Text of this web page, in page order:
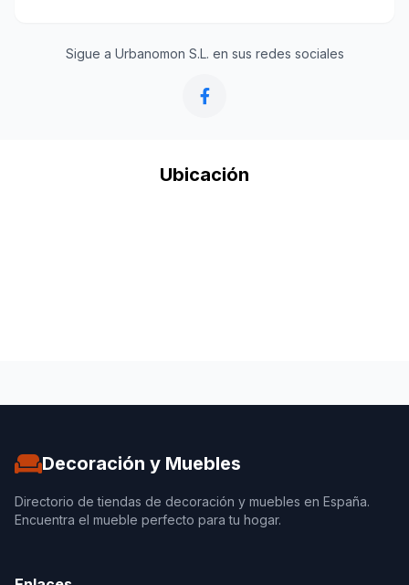
Sigue a Urbanomon S.L. en sus redes sociales
Ubicación
Decoración y Muebles
Directorio de tiendas de decoración y muebles en España.
Encuentra el mueble perfecto para tu hogar.